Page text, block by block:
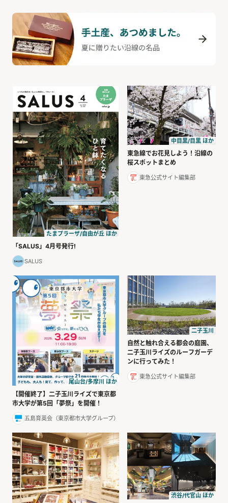
たまプラーザ/自由が丘 ほか
「SALUS」4月号発行!
SALUS
中目黒/目黒 ほか
東急線でお花見しよう！沿線の
桜スポットまとめ
東急公式サイト編集部
尾山台/多摩川 ほか
【開催終了】二子玉川ライズで東京都
市大学が第5回「夢祭」を開催！
五島育英会（東京都市大学グループ）
二子玉川
自然と触れ合える都会の庭園、
二子玉川ライズのルーフガーデ
ンに行ってみた！
東急公式サイト編集部
渋谷/代官山 ほか